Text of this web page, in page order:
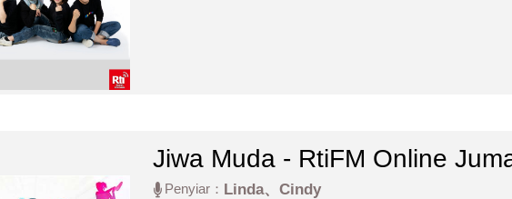
Jiwa Muda - RtiFM Online
Penyiar： Linda、Cindy